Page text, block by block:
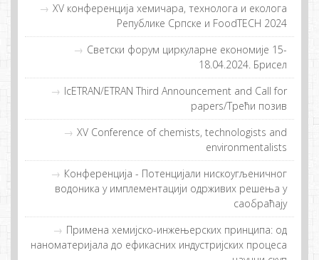
XV конференција хемичара, технолога и еколога
Републике Српске и FoodTECH 2024
Светски форум циркуларне економије 15-
18.04.2024. Брисел
IcETRAN/ETRAN Third Announcement and Call for
papers/Tрeћи пoзив
XV Conference of chemists, technologists and
environmentalists
Конференција - Потенцијали нискоугљеничног
водоника у имплементацији одрживих решења у
саобраћају
Примeнa хeмиjскo-инжeњeрских принципa: oд
нaнoмaтeриjaлa дo eфикaсних индустриjских прoцeсa